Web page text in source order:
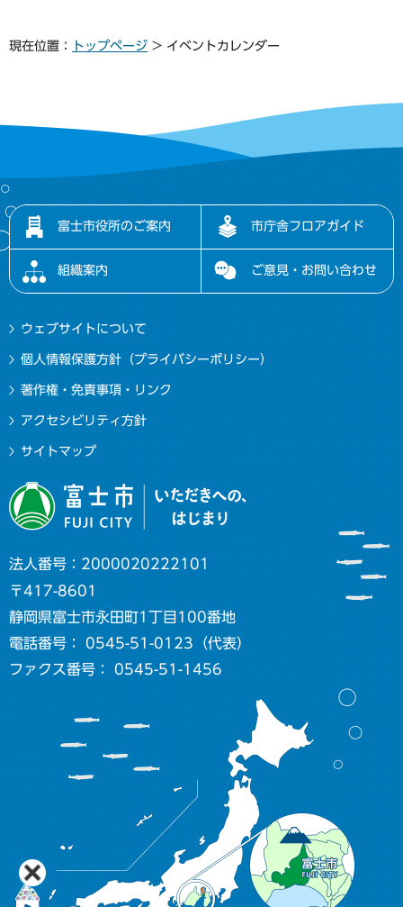
現在位置： トップページ > イベントカレンダー
富士市役所のご案内 市庁舎フロアガイド
組織案内 ご意見・お問い合わせ
ウェブサイトについて
個人情報保護方針（プライバシーポリシー）
著作権・免責事項・リンク
アクセシビリティ方針
サイトマップ
法人番号：2000020222101
〒417-8601
静岡県富士市永田町1丁目100番地
電話番号： 0545-51-0123（代表）
ファクス番号： 0545-51-1456